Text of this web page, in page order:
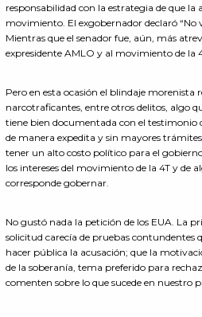
responsabilidad con la estrategia de que la
movimiento. El exgobernador declaró
Mientras que el senador fue, aún, más
expresidente AMLO y al movimiento de la
Pero en esta ocasión el blindaje morenista
narcotraficantes, entre otros delitos, algo
tiene bien documentada con el testimonio
de manera expedita y sin mayores
tener un alto costo político para el
los intereses del movimiento de la 4T y de
corresponde gobernar.
No gustó nada la petición de los EUA. La
solicitud carecía de pruebas contundentes
hacer pública la acusación; que la
de la soberanía, tema preferido para
comenten sobre lo que sucede en nuestro